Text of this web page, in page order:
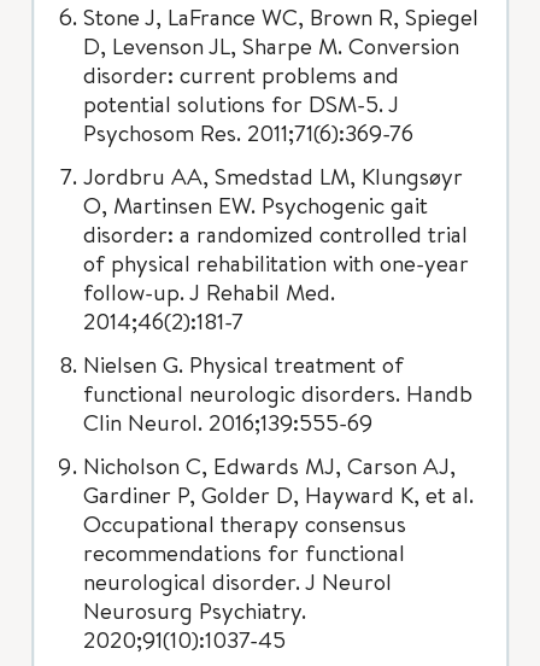
Stone J, LaFrance WC, Brown R, Spiegel
D, Levenson JL, Sharpe M. Conversion
disorder: current problems and
potential solutions for DSM-5. J
Psychosom Res. 2011;71(6):369-76
Jordbru AA, Smedstad LM, Klungsøyr
O, Martinsen EW. Psychogenic gait
disorder: a randomized controlled trial
of physical rehabilitation with one-year
follow-up. J Rehabil Med.
2014;46(2):181-7
Nielsen G. Physical treatment of
functional neurologic disorders. Handb
Clin Neurol. 2016;139:555-69
Nicholson C, Edwards MJ, Carson AJ,
Gardiner P, Golder D, Hayward K, et al.
Occupational therapy consensus
recommendations for functional
neurological disorder. J Neurol
Neurosurg Psychiatry.
2020;91(10):1037-45